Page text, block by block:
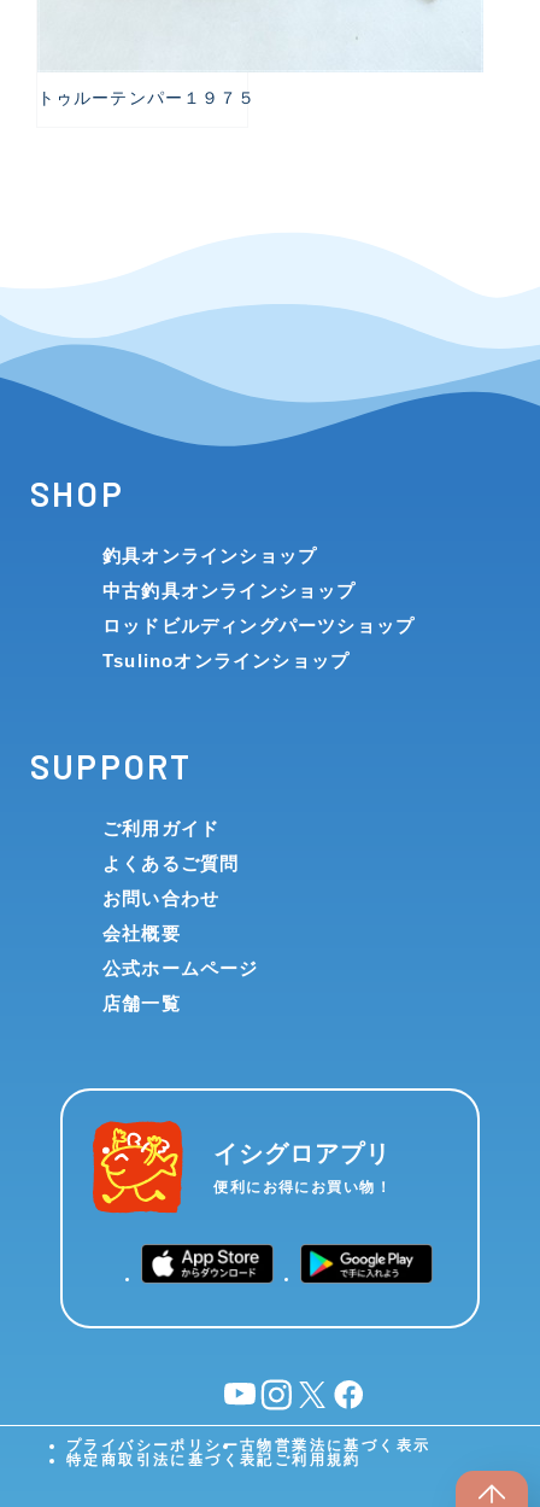
トゥルーテンパー１９７５
SHOP
釣具オンラインショップ
中古釣具オンラインショップ
ロッドビルディングパーツショップ
Tsulinoオンラインショップ
SUPPORT
ご利用ガイド
よくあるご質問
お問い合わせ
会社概要
公式ホームページ
店舗一覧
イシグロアプリ
便利にお得にお買い物！
YouTubeinstagram
X facebook
プライバシーポリシー古物営業法に基づく表示
特定商取引法に基づく表記 ご利用規約